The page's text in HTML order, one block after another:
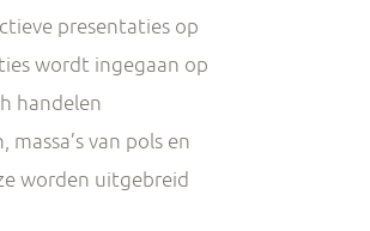
presentaties op
wordt ingegaan op
handelen
van pols en
worden uitgebreid